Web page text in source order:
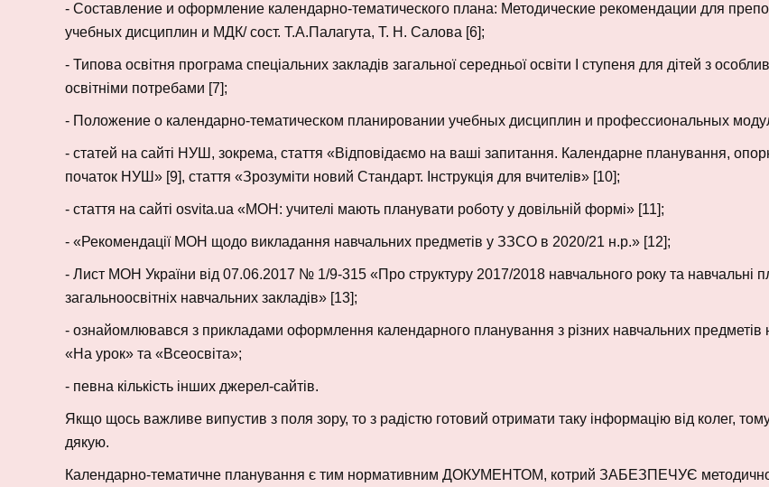
- Составление и оформление календарно-тематического плана: Методические рекомендации для
учебных дисциплин и МДК/ сост. Т.А.Палагута, Т. Н. Салова [6];
- Типова освітня програма спеціальних закладів загальної середньої освіти І ступеня для дітей з
освітніми потребами [7];
- Положение о календарно-тематическом планировании учебных дисциплин и профессиональных
- статей на сайті НУШ, зокрема, стаття «Відповідаємо на ваші запитання. Календарне планування,
початок НУШ» [9], стаття «Зрозуміти новий Стандарт. Інструкція для вчителів» [10];
- стаття на сайті osvita.ua «МОН: учителі мають планувати роботу у довільній формі» [11];
- «Рекомендації МОН щодо викладання навчальних предметів у ЗЗСО в 2020/21 н.р.» [12];
- Лист МОН України від 07.06.2017 № 1/9-315 «Про структуру 2017/2018 навчального року та навчальні
загальноосвітніх навчальних закладів» [13];
- ознайомлювався з прикладами оформлення календарного планування з різних навчальних предметів
«На урок» та «Всеосвіта»;
- певна кількість інших джерел-сайтів.
Якщо щось важливе випустив з поля зору, то з радістю готовий отримати таку інформацію від колег,
дякую.
Календарно-тематичне планування є тим нормативним ДОКУМЕНТОМ, котрий ЗАБЕЗПЕЧУЄ